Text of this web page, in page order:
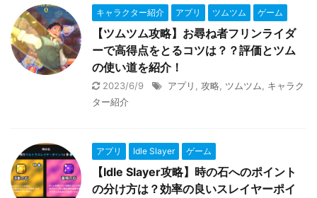
キャラクター紹介 アプリ ツムツム ゲーム
【ツムツム攻略】お尋ね者フリンライダ
ーで高得点をとるコツは？？評価とツム
の使い道を紹介！
2023/6/9 アプリ 攻略 ツムツム
キャラク
ター紹介
アプリ Idle Slayer ゲーム
【Idle Slayer攻略】時の石へのポイント
の分け方は？効率の良いスレイヤーポイ